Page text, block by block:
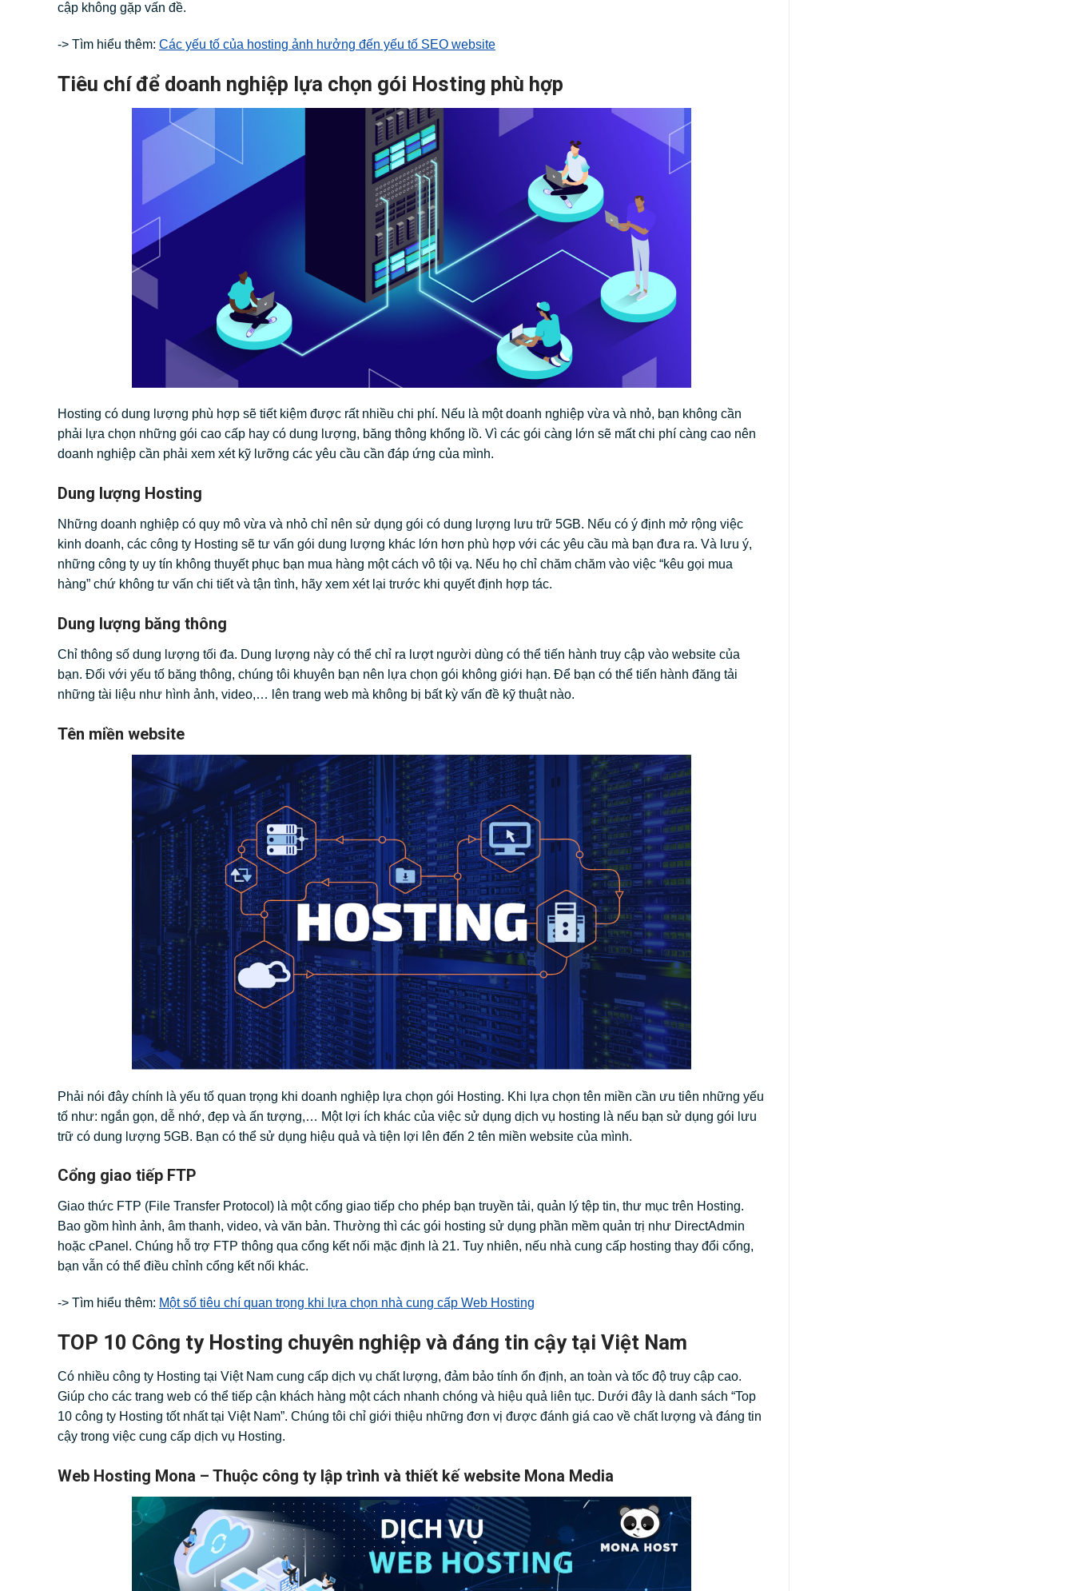
cập không gặp vấn đề.
-> Tìm hiểu thêm: Các yếu tố của hosting ảnh hưởng đến yếu tố SEO website
Tiêu chí để doanh nghiệp lựa chọn gói Hosting phù hợp
Hosting có dung lượng phù hợp sẽ tiết kiệm được rất nhiều chi phí. Nếu là một doanh nghiệp vừa và nhỏ, bạn không cần
phải lựa chọn những gói cao cấp hay có dung lượng, băng thông khổng lồ. Vì các gói càng lớn sẽ mất chi phí càng cao nên
doanh nghiệp cần phải xem xét kỹ lưỡng các yêu cầu cần đáp ứng của mình.
Dung lượng Hosting
Những doanh nghiệp có quy mô vừa và nhỏ chỉ nên sử dụng gói có dung lượng lưu trữ 5GB. Nếu có ý định mở rộng việc
kinh doanh, các công ty Hosting sẽ tư vấn gói dung lượng khác lớn hơn phù hợp với các yêu cầu mà bạn đưa ra. Và lưu ý,
những công ty uy tín không thuyết phục bạn mua hàng một cách vô tội vạ. Nếu họ chỉ chăm chăm vào việc “kêu gọi mua
hàng” chứ không tư vấn chi tiết và tận tình, hãy xem xét lại trước khi quyết định hợp tác.
Dung lượng băng thông
Chỉ thông số dung lượng tối đa. Dung lượng này có thể chỉ ra lượt người dùng có thể tiến hành truy cập vào website của
bạn. Đối với yếu tố băng thông, chúng tôi khuyên bạn nên lựa chọn gói không giới hạn. Để bạn có thể tiến hành đăng tải
những tài liệu như hình ảnh, video,… lên trang web mà không bị bất kỳ vấn đề kỹ thuật nào.
Tên miền website
Phải nói đây chính là yếu tố quan trọng khi doanh nghiệp lựa chọn gói Hosting. Khi lựa chọn tên miền cần ưu tiên những yếu
tố như: ngắn gọn, dễ nhớ, đẹp và ấn tượng,… Một lợi ích khác của việc sử dụng dịch vụ hosting là nếu bạn sử dụng gói lưu
trữ có dung lượng 5GB. Bạn có thể sử dụng hiệu quả và tiện lợi lên đến 2 tên miền website của mình.
Cổng giao tiếp FTP
Giao thức FTP (File Transfer Protocol) là một cổng giao tiếp cho phép bạn truyền tải, quản lý tệp tin, thư mục trên Hosting.
Bao gồm hình ảnh, âm thanh, video, và văn bản. Thường thì các gói hosting sử dụng phần mềm quản trị như DirectAdmin
hoặc cPanel. Chúng hỗ trợ FTP thông qua cổng kết nối mặc định là 21. Tuy nhiên, nếu nhà cung cấp hosting thay đổi cổng,
bạn vẫn có thể điều chỉnh cổng kết nối khác.
-> Tìm hiểu thêm: Một số tiêu chí quan trọng khi lựa chọn nhà cung cấp Web Hosting
TOP 10 Công ty Hosting chuyên nghiệp và đáng tin cậy tại Việt Nam
Có nhiều công ty Hosting tại Việt Nam cung cấp dịch vụ chất lượng, đảm bảo tính ổn định, an toàn và tốc độ truy cập cao.
Giúp cho các trang web có thể tiếp cận khách hàng một cách nhanh chóng và hiệu quả liên tục. Dưới đây là danh sách “Top
10 công ty Hosting tốt nhất tại Việt Nam”. Chúng tôi chỉ giới thiệu những đơn vị được đánh giá cao về chất lượng và đáng tin
cậy trong việc cung cấp dịch vụ Hosting.
Web Hosting Mona – Thuộc công ty lập trình và thiết kế website Mona Media